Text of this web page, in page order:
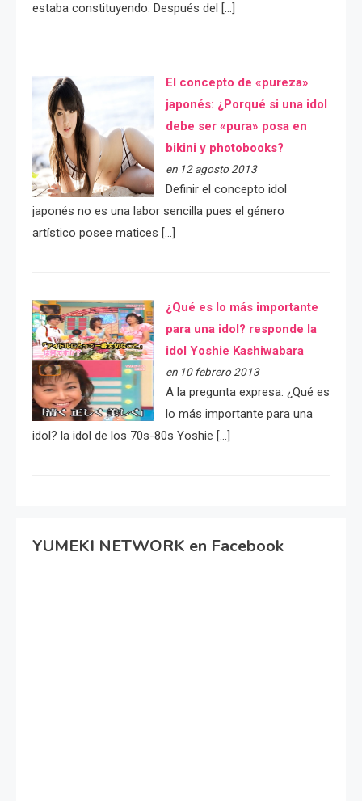
estaba constituyendo. Después del […]
El concepto de «pureza»
japonés: ¿Porqué si una idol
debe ser «pura» posa en
bikini y photobooks?
en 12 agosto 2013
Definir el concepto idol
japonés no es una labor sencilla pues el género
artístico posee matices […]
¿Qué es lo más importante
para una idol? responde la
idol Yoshie Kashiwabara
en 10 febrero 2013
A la pregunta expresa: ¿Qué es
lo más importante para una
idol? la idol de los 70s-80s Yoshie […]
YUMEKI NETWORK en Facebook